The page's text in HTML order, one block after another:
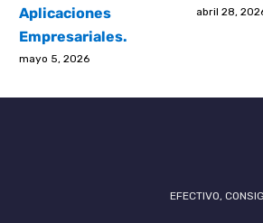
Aplicaciones
Empresariales.
mayo 5, 2026
abril 28,
EFECTIVO,